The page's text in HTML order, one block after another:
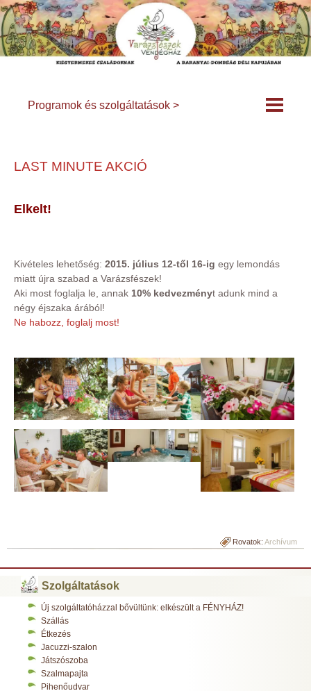
Programok és szolgáltatások >
LAST MINUTE AKCIÓ
Elkelt!
Kivételes lehetőség: 2015. július 12-től 16-ig egy lemondás
miatt újra szabad a Varázsfészek!
Aki most foglalja le, annak 10% kedvezményt adunk mind a
négy éjszaka árából!
Ne habozz, foglalj most!
Rovatok: Archívum
Szolgáltatások
Új szolgáltatóházzal bővültünk: elkészült a FÉNYHÁZ!
Szállás
Étkezés
Jacuzzi-szalon
Játszószoba
Szalmapajta
Pihenőudvar